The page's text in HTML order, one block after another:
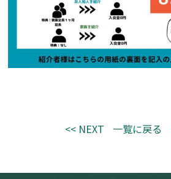
<< NEXT 一覧に戻る